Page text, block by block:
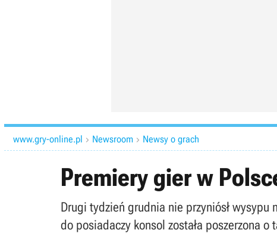
www.gry-online.pl  Newsroom  Newsy o grach
Premiery gier w
Drugi tydzień grudnia nie przyniósł wysypu
do posiadaczy konsol została poszerzona